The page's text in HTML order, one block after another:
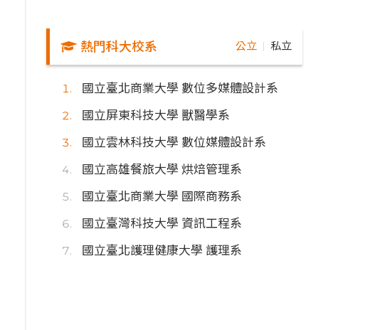
熱門科大校系 公立 私立
國立臺北商業大學 數位多媒體設計系
國立屏東科技大學 獸醫學系
國立雲林科技大學 數位媒體設計系
國立高雄餐旅大學 烘焙管理系
國立臺北商業大學 國際商務系
國立臺灣科技大學 資訊工程系
國立臺北護理健康大學 護理系